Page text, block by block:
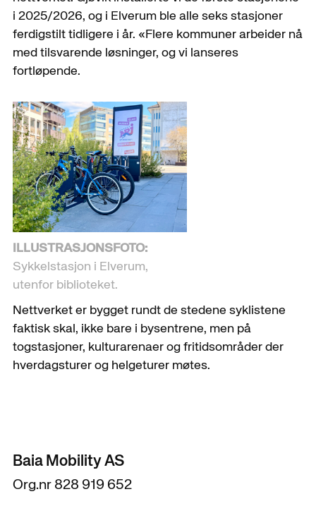
i 2025/2026, og i Elverum ble alle seks stasjoner
ferdigstilt tidligere i år. «Flere kommuner arbeider nå
med tilsvarende løsninger, og vi lanseres
fortløpende.
ILLUSTRASJONSFOTO:
Sykkelstasjon i Elverum,
utenfor biblioteket.
Nettverket er bygget rundt de stedene syklistene
faktisk skal, ikke bare i bysentrene, men på
togstasjoner, kulturarenaer og fritidsområder der
hverdagsturer og helgeturer møtes.
Baia Mobility AS
Org.nr 828 919 652